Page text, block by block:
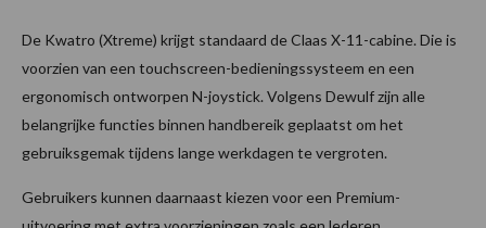
De Kwatro (Xtreme) krijgt standaard de Claas X-11-cabine. Die is
voorzien van een touchscreen-bedieningssysteem en een
ergonomisch ontworpen N-joystick. Volgens Dewulf zijn alle
belangrijke functies binnen handbereik geplaatst om het
gebruiksgemak tijdens lange werkdagen te vergroten.
Gebruikers kunnen daarnaast kiezen voor een Premium-